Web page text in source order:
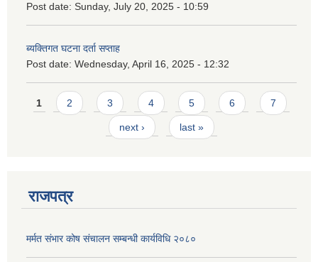
Post date: Sunday, July 20, 2025 - 10:59
ब्यक्तिगत घटना दर्ता सप्ताह
Post date: Wednesday, April 16, 2025 - 12:32
Pages
1 2 3 4 5 6 7
next › last »
राजपत्र
मर्मत संभार कोष संचालन सम्बन्धी कार्यविधि २०८०